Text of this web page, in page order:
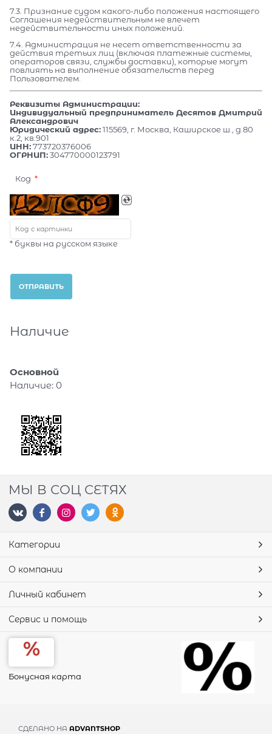
7.3. Признание судом какого-либо положения настоящего
Соглашения недействительным не влечет
недействительности иных положений.
7.4. Администрация не несет ответственности за
действия третьих лиц (включая платежные системы,
операторов связи, службы доставки), которые могут
повлиять на выполнение обязательств перед
Пользователем.
Реквизиты Администрации:
Индивидуальный предприниматель Десятов Дмитрий
Александрович
Юридический адрес:115569, г. Москва, Каширское ш., д.80
к.2, кв.901
ИНН:773720376006
ОГРНИП:304770000123791
Код
* буквы на русском языке
Наличие
Основной
Наличие: 0
МЫ В СОЦ СЕТЯХ
Категории
О компании
Личный кабинет
Сервис и помощь
Бонусная карта
СДЕЛАНО НА ADVANTSHOP